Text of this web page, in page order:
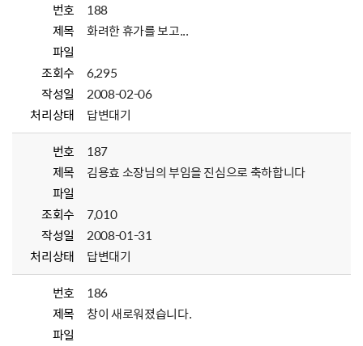
번호
188
제목
화려한 휴가를 보고...
파일
조회수
6,295
작성일
2008-02-06
처리상태
답변대기
번호
187
제목
김용효 소장님의 부임을 진심으로 축하합니다
파일
조회수
7,010
작성일
2008-01-31
처리상태
답변대기
번호
186
제목
창이 새로워졌습니다.
파일